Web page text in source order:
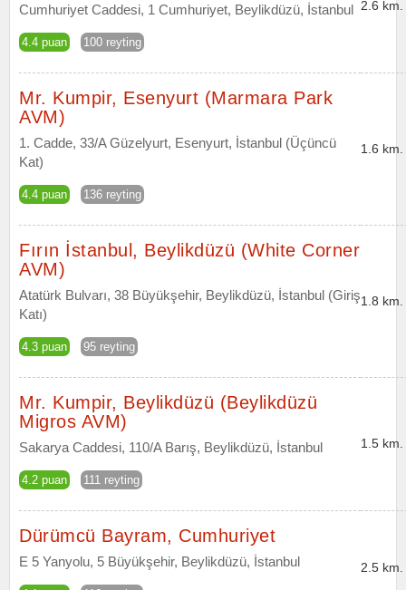
Cumhuriyet Caddesi, 1 Cumhuriyet, Beylikdüzü, İstanbul
4.4 puan 100 reyting
2.6 km.
Mr. Kumpir, Esenyurt (Marmara Park
AVM)
1. Cadde, 33/A Güzelyurt, Esenyurt, İstanbul (Üçüncü
Kat)
4.4 puan 136 reyting
1.6 km.
Fırın İstanbul, Beylikdüzü (White Corner
AVM)
Atatürk Bulvarı, 38 Büyükşehir, Beylikdüzü, İstanbul (Giriş
Katı)
4.3 puan 95 reyting
1.8 km.
Mr. Kumpir, Beylikdüzü (Beylikdüzü
Migros AVM)
Sakarya Caddesi, 110/A Barış, Beylikdüzü, İstanbul
4.2 puan 111 reyting
1.5 km.
Dürümcü Bayram, Cumhuriyet
E 5 Yanyolu, 5 Büyükşehir, Beylikdüzü, İstanbul 2.5 km.